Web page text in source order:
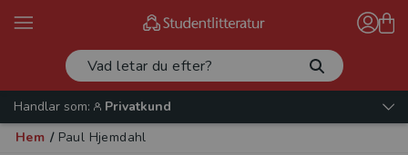
Handlar som:
Privatkund
Hem / Paul Hjemdahl